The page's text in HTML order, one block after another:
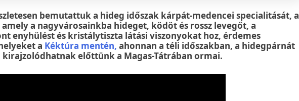
bemutattuk a hideg időszak kárpát-medencei specialitását, a
amely a nagyvárosainkba hideget, ködöt és rossz levegőt, a
enyhülést és kristálytiszta látási viszonyokat hoz, érdemes
a Kéktúra mentén, ahonnan a téli időszakban, a hidegpárnát
előttünk a Magas-Tátrában ormai.